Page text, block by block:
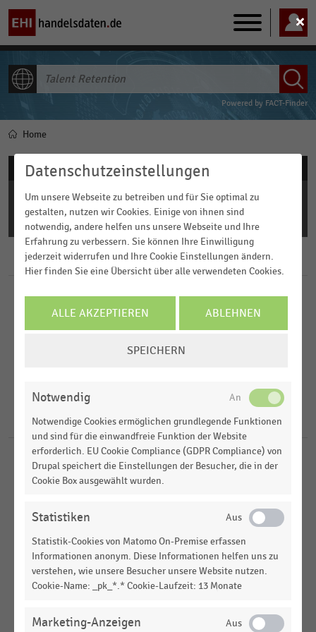
Main
navigation
Powered by FACT-Finder
Pfadnavigation
Home
Ergebnisse anzeigen in:
Infografiken
Statistiken
Ergebnisse fürTalent Retention
DEUTSCHSPRACHIGER EINZELHANDEL|STATISTIK
Maßnahmen zur Mitarbeiterbindung (2026)
DEUTSCHSPRACHIGER EINZELHANDEL |STATISTIK
Herausforderungen in der Personalarbeit im
deutschen Einzelhandel (2024)
DEUTSCHSPRACHIGER EINZELHANDEL|STATISTIK
Filter
Veröffentlichungsdatum
2025
2024
Datenschutzeinstellungen
Um unsere Webseite zu betreiben und für Sie optimal zu
gestalten, nutzen wir Cookies. Einige von ihnen sind
notwendig, andere helfen uns unsere Webseite und Ihre
Erfahrung zu verbessern. Sie können Ihre Einwilligung
jederzeit widerrufen und Ihre Cookie Einstellungen ändern.
Hier finden Sie eine Übersicht über alle verwendeten Cookies.
ALLE AKZEPTIEREN ABLEHNEN
SPEICHERN
Notwendig
Notwendige Cookies ermöglichen grundlegende Funktionen
und sind für die einwandfreie Funktion der Website
erforderlich. EU Cookie Compliance (GDPR Compliance) von
Drupal speichert die Einstellungen der Besucher, die in der
Cookie Box ausgewählt wurden.
Statistiken
Statistik-Cookies von Matomo On-Premise erfassen
Informationen anonym. Diese Informationen helfen uns zu
verstehen, wie unsere Besucher unsere Website nutzen.
Cookie-Name: _pk_*.* Cookie-Laufzeit: 13 Monate
Marketing-Anzeigen